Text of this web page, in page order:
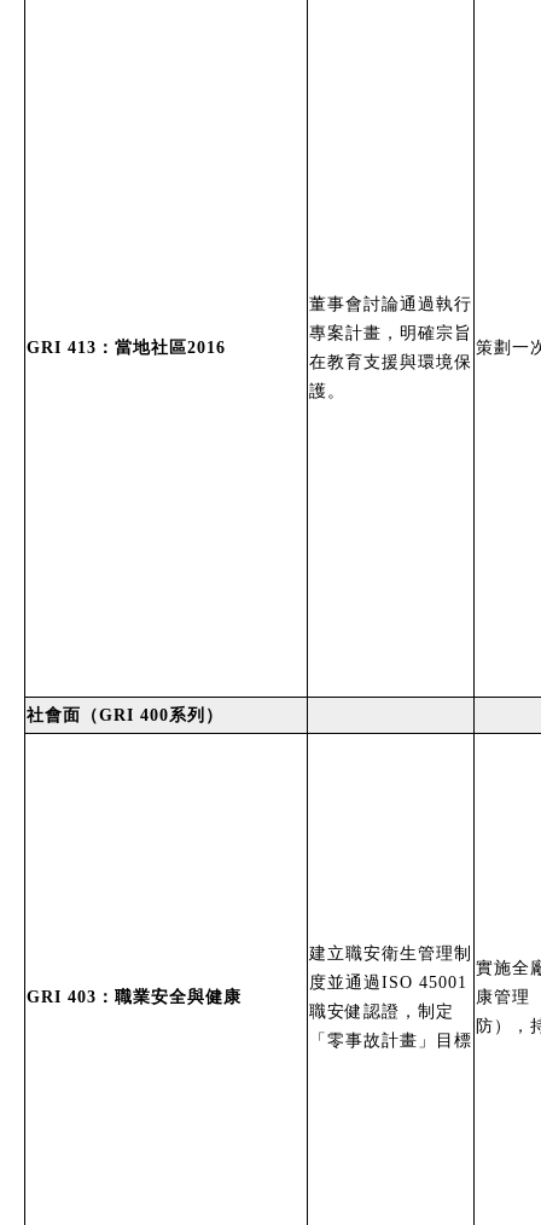
GRI 413：當地社區2016
董事會討論通過執行
專案計畫，明確宗旨
在教育支援與環境保
護。
策劃一
社會面（GRI 400系列）
GRI 403：職業安全與健康
建立職安衛生管理制
度並通過ISO 45001
職安健認證，制定
「零事故計畫」目標
實施全
康管理
防），